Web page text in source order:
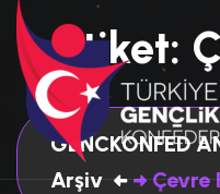
Etiket:
GENCKONFED
Arşiv
Çevre